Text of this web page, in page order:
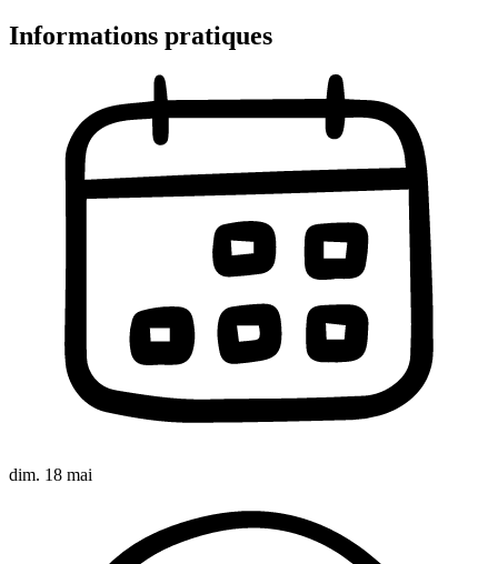
Informations pratiques
dim. 18 mai